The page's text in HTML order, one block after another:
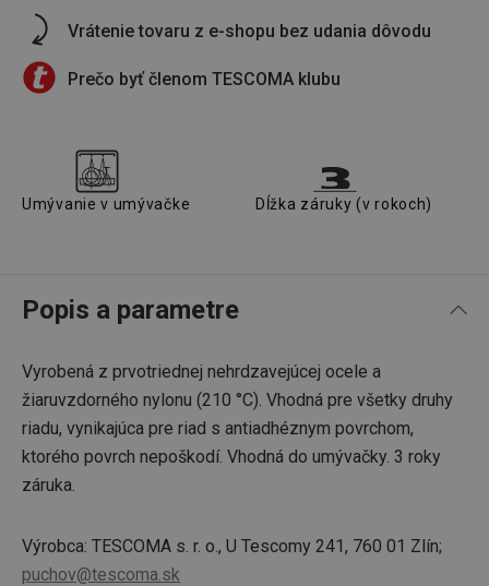
Vrátenie tovaru z e-shopu bez udania dôvodu
Prečo byť členom TESCOMA klubu
Umývanie v umývačke Dĺžka záruky (v rokoch)
Popis a parametre
Vyrobená z prvotriednej nehrdzavejúcej ocele a
žiaruvzdorného nylonu (210 °C). Vhodná pre všetky druhy
riadu, vynikajúca pre riad s antiadhéznym povrchom,
ktorého povrch nepoškodí. Vhodná do umývačky. 3 roky
záruka.
Výrobca: TESCOMA s. r. o., U Tescomy 241, 760 01 Zlín;
puchov@tescoma.sk